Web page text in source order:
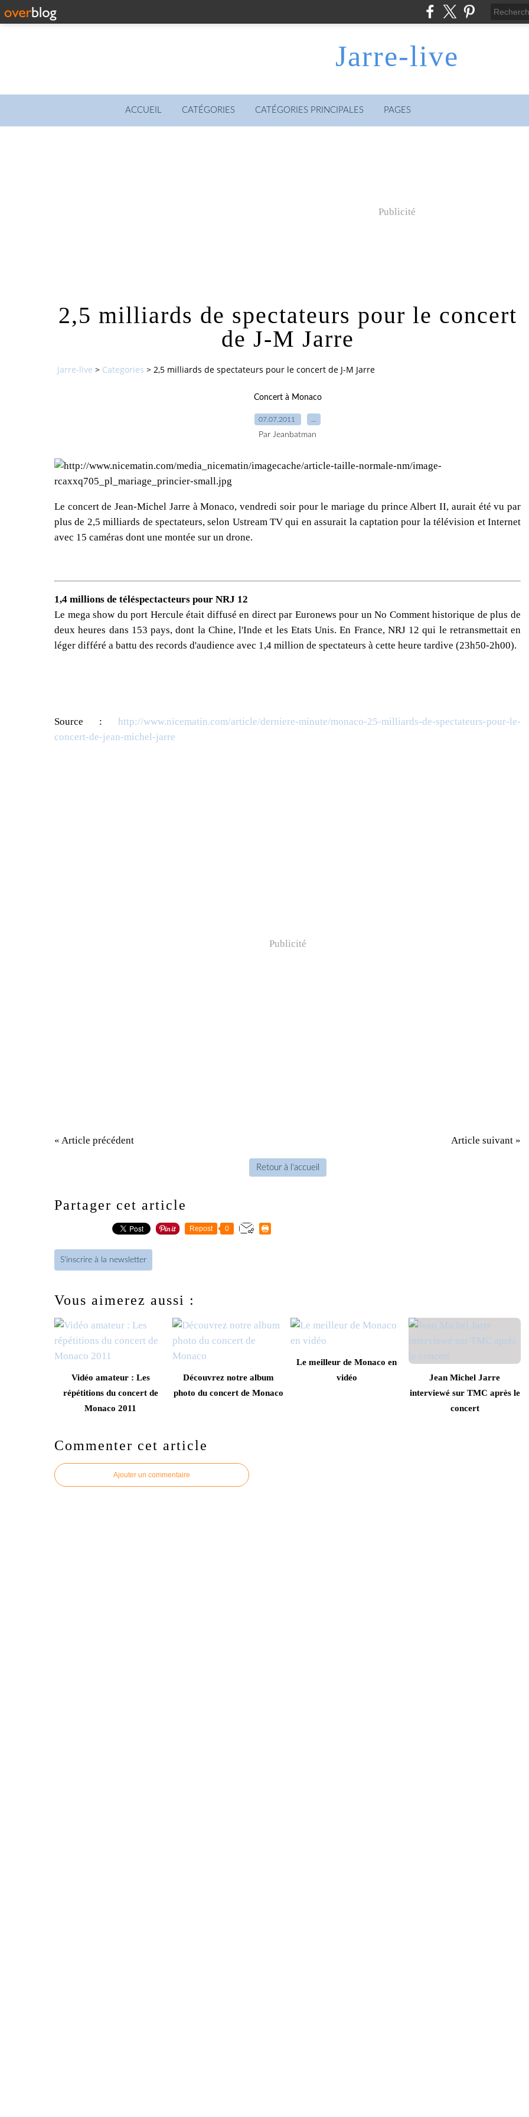
Jarre-live
ACCUEIL CATÉGORIES CATÉGORIES PRINCIPALES PAGES
Publicité
2,5 milliards de spectateurs pour le concert
de J-M Jarre
Jarre-live > Categories > 2,5 milliards de spectateurs pour le concert de J-M Jarre
Concert à Monaco
07.07.2011
Par Jeanbatman
Le concert de Jean-Michel Jarre à Monaco, vendredi soir pour le mariage du prince Albert II, aurait été vu par
plus de 2,5 milliards de spectateurs, selon Ustream TV qui en assurait la captation pour la télévision et Internet
avec 15 caméras dont une montée sur un drone.
1,4 millions de téléspectacteurs pour NRJ 12
Le mega show du port Hercule était diffusé en direct par Euronews pour un No Comment historique de plus de
deux heures dans 153 pays, dont la Chine, l'Inde et les Etats Unis. En France, NRJ 12 qui le retransmettait en
léger différé a battu des records d'audience avec 1,4 million de spectateurs à cette heure tardive (23h50-2h00).
Source : http://www.nicematin.com/article/derniere-minute/monaco-25-milliards-de-spectateurs-pour-le-
concert-de-jean-michel-jarre
Publicité
« Article précédent Article suivant »
Retour à l'accueil
Partager cet article
Repost 0
S'inscrire à la newsletter
Vous aimerez aussi :
Vidéo amateur : Les
répétitions du concert de
Monaco 2011
Découvrez notre album
photo du concert de Monaco
Le meilleur de Monaco en
vidéo
Jean Michel Jarre
interviewé sur TMC après le
concert
Commenter cet article
Ajouter un commentaire